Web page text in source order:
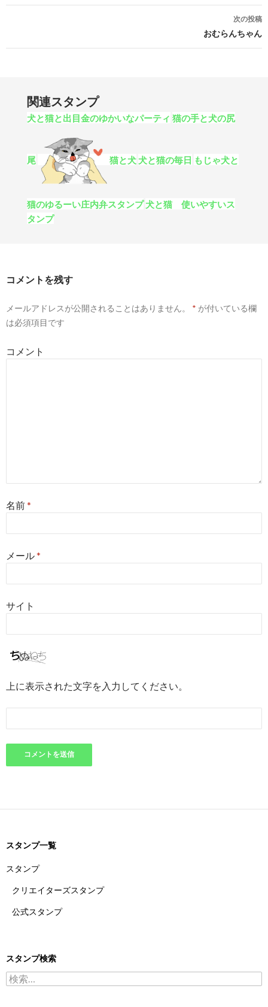
次の投稿
おむらんちゃん
関連スタンプ
犬と猫と出目金のゆかいなパーティ 猫の手と犬の尻
尾 猫と犬 犬と猫の毎日 もじゃ犬と
猫のゆるーい庄内弁スタンプ 犬と猫 使いやすいス
タンプ
コメントを残す
メールアドレスが公開されることはありません。 * が付いている欄
は必須項目です
コメント
名前*
メール*
サイト
上に表示された文字を入力してください。
スタンプ一覧
スタンプ
クリエイターズスタンプ
公式スタンプ
スタンプ検索
検索: